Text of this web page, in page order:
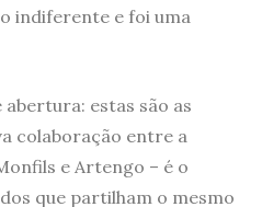
indiferente e foi uma
estas são as
colaboração entre a
e Artengo – é o
que partilham o mesmo